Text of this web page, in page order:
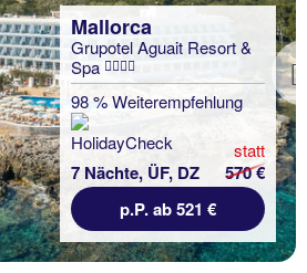
Mallorca
Grupotel Aguait Resort &
Spa
98 % Weiterempfehlung
7 Nächte, ÜF, DZ
statt
570 €
p.P. ab 521 €